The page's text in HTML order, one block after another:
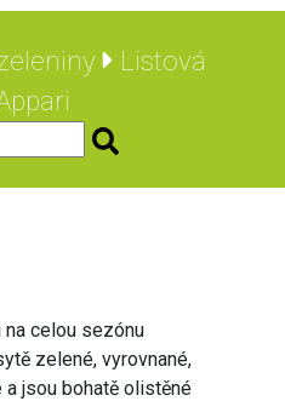
Listová
na celou sezónu
zelené, vyrovnané,
jsou bohatě olistěné